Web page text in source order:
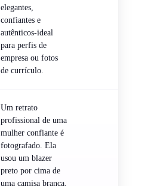
elegantes,
confiantes e
autênticos-ideal
para perfis de
empresa ou fotos
de currículo.
Um retrato
profissional de uma
mulher confiante é
fotografado. Ela
usou um blazer
preto por cima de
uma camisa branca,